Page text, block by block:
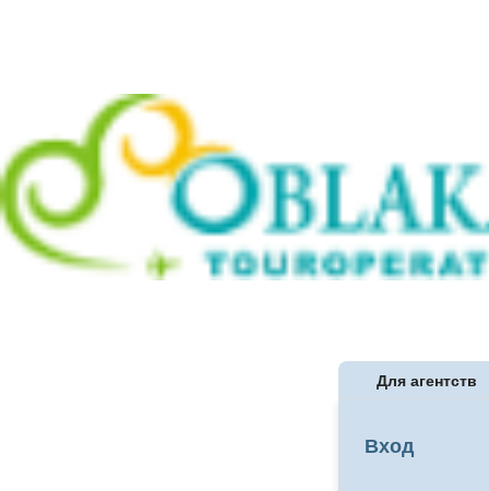
Для агентств
Вход